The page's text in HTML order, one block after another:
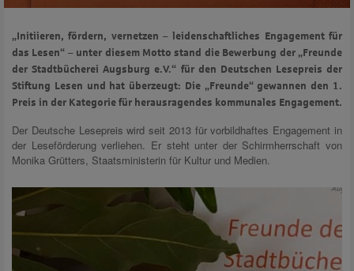
„Initiieren, fördern, vernetzen – leidenschaftliches Engagement für
das Lesen“ – unter diesem Motto stand die Bewerbung der „Freunde
der Stadtbücherei Augsburg e.V.“ für den Deutschen Lesepreis der
Stiftung Lesen und hat überzeugt: Die „Freunde“ gewannen den 1.
Preis in der Kategorie für herausragendes kommunales Engagement.
Der Deutsche Lesepreis wird seit 2013 für vorbildhaftes Engagement in
der Leseförderung verliehen. Er steht unter der Schirmherrschaft von
Monika Grütters, Staatsministerin für Kultur und Medien.